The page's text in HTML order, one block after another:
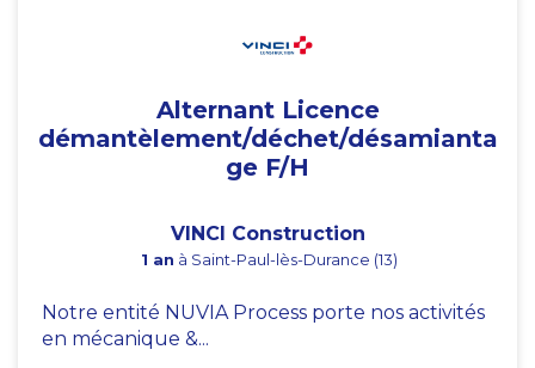
Alternant Licence
démantèlement/déchet/désamianta
ge F/H
VINCI Construction
1 an à Saint-Paul-lès-Durance (13)
Notre entité NUVIA Process porte nos activités
en mécanique &...